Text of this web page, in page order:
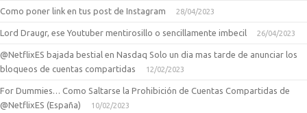
Como poner link en tus post de Instagram 28/04/2023
Lord Draugr, ese Youtuber mentirosillo o sencillamente imbecil 26/04/2023
@NetflixES bajada bestial en Nasdaq Solo un dia mas tarde de anunciar los
bloqueos de cuentas compartidas
12/02/2023
For Dummies… Como Saltarse la Prohibición de Cuentas Compartidas de
@NetflixES (España)
10/02/2023